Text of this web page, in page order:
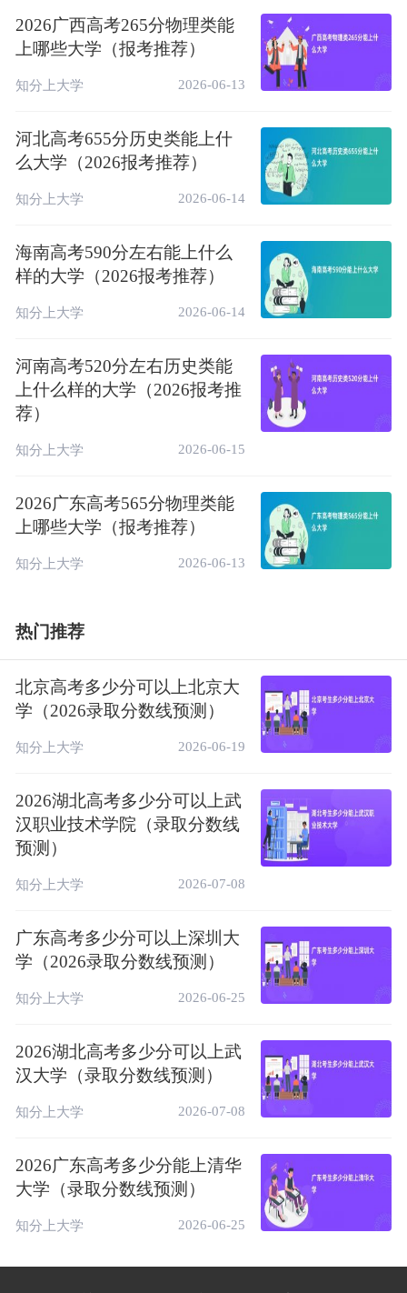
3
桂林航天工业学
院
523 / 44282 本科 公办
4 鞍山师范学院 523 / 44282 本科
6
贵州师范大学 522 / 45082 本科
公办
521 / 45878 本科
9
河北师范大学 517 / 48853
516 / 49633 本科
猫高考志愿模拟填报”系统获取更准确的查
询。
2026广西高考265分物理类能
上哪些大学（报考推荐）
知分上大学 2026-06-13
河北高考655分历史类能上什
么大学（2026报考推荐）
知分上大学 2026-06-14
海南高考590分左右能上什么
样的大学（2026报考推荐）
知分上大学 2026-06-14
河南高考520分左右历史类能
上什么样的大学（2026报考推
荐）
知分上大学 2026-06-15
2026广东高考565分物理类能
上哪些大学（报考推荐）
知分上大学 2026-06-13
热门推荐
北京高考多少分可以上北京大
学（2026录取分数线预测）
知分上大学 2026-06-19
2026湖北高考多少分可以上武
汉职业技术学院（录取分数线
预测）
知分上大学 2026-07-08
广东高考多少分可以上深圳大
学（2026录取分数线预测）
知分上大学 2026-06-25
2026湖北高考多少分可以上武
汉大学（录取分数线预测）
知分上大学 2026-07-08
2026广东高考多少分能上清华
大学（录取分数线预测）
知分上大学 2026-06-25